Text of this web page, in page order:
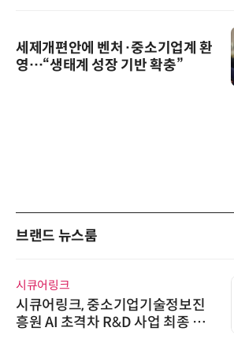
세제개편안에 벤처·중소기업계 환
영…“생태계 성장 기반 확충”
브랜드 뉴스룸
시큐어링크
시큐어링크, 중소기업기술정보진
흥원 AI 초격차 R&D 사업 최종 선